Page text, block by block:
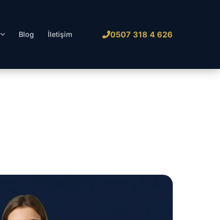
Blog İletişim 0507 318 4 626